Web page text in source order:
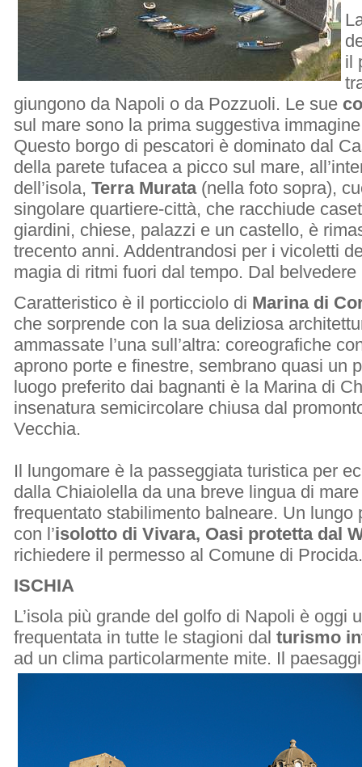
il
giungono da Napoli o da Pozzuoli. Le sue
sul mare sono la prima suggestiva
Questo borgo di pescatori è dominato dal
della parete tufacea a picco sul mare,
dell’isola, Terra Murata(nella foto sopra),
singolare quartiere-città, che racchiude
giardini, chiese, palazzi e un castello, è
trecento anni. Addentrandosi per i vicoletti
magia di ritmi fuori dal tempo. Dal
Caratteristico è il porticciolo di Marina di
che sorprende con la sua deliziosa
ammassate l’una sull’altra: coreografiche
aprono porte e finestre, sembrano quasi un
luogo preferito dai bagnanti è la Marina di
insenatura semicircolare chiusa dal
Vecchia.
Il lungomare è la passeggiata turistica per
dalla Chiaiolella da una breve lingua di
frequentato stabilimento balneare. Un
con l’isolotto di Vivara, Oasi protetta dal
richiedere il permesso al Comune di Procida.
ISCHIA
L’isola più grande del golfo di Napoli è oggi
frequentata in tutte le stagioni dal turismo
ad un clima particolarmente mite. Il